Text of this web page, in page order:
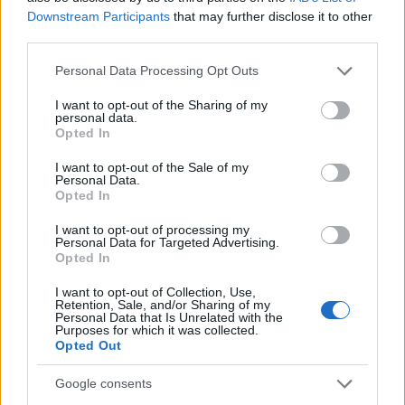
Downstream Participants that may further disclose it to other
Please note that this website/app uses one or more Google
not limited to your visit or usage behaviour. You may click to
grant or deny consent to Google and its third-party tags to
use your data for below specified purposes in below Google
consent section.
Personal Data Processing Opt Outs
I want to opt-out of the Sharing of my
personal data.
Opted In
I want to opt-out of the Sale of my
Personal Data.
Opted In
I want to opt-out of processing my
Personal Data for Targeted Advertising.
Opted In
I want to opt-out of Collection, Use,
Retention, Sale, and/or Sharing of my
Personal Data that Is Unrelated with the
Purposes for which it was collected.
Opted Out
Google consents
«Υπήρξαν εντάσεις στην αίθουσα»
Ο Κουρδής αποκάλυψε πως υπήρξαν στιγμές που
δημιουργήθηκε ένταση μέσα στη δικαστική
αίθουσα, αλλά εκείνος και η Ρέβη διατηρούν την
αισιοδοξία τους. «Υπήρξαν εντάξεις 2-3 φορές μέσα
στην αίθουσα. Αισιόδοξοι είμαστε πάντα. Δεν
χαιρόμαστε που είμαστε εδώ. Εμείς πήγαμε να